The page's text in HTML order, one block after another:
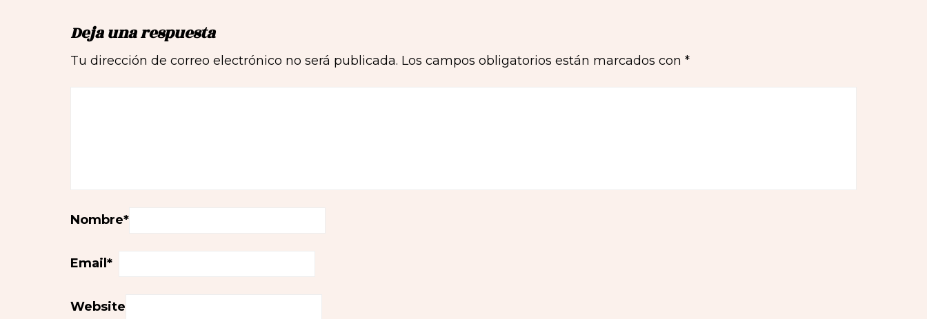
Deja una respuesta
Tu dirección de correo electrónico no será publicada. Los campos obligatorios están marcados con *
Nombre*
Email*
Website